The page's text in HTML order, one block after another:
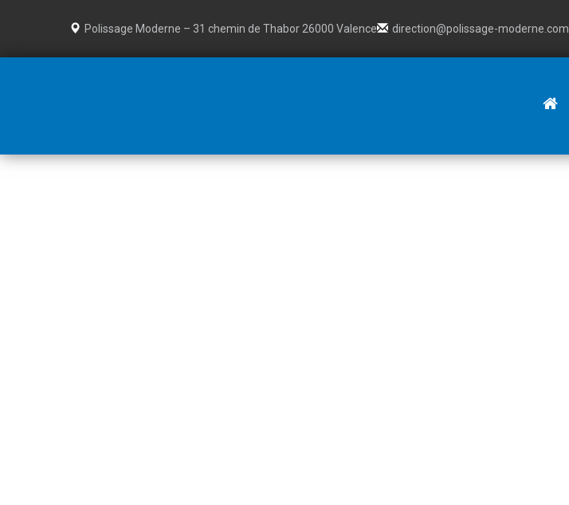
Polissage Moderne – 31 chemin de Thabor 26000 Valence direction@polissage-moderne.com
Aller